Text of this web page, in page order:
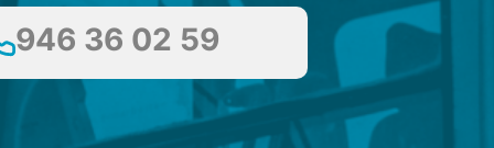
946 36 02 59